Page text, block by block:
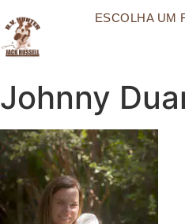
ESCOLHA UM
Johnny